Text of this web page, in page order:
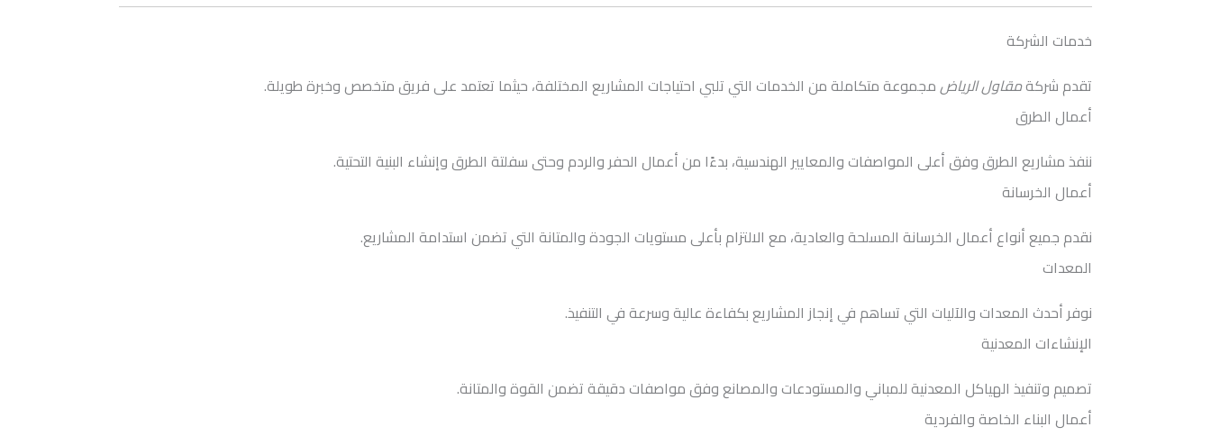
خدمات الشركة
تقدم شركةمقاول الرياضمجموعة متكاملة من الخدمات التي تلبي احتياجات المشاريع المختلفة، حيثما تعتمد على فريق متخصص وخبرة طويلة.
أعمال الطرق
ننفذ مشاريع الطرق وفق أعلى المواصفات والمعايير الهندسية، بدءًا من أعمال الحفر والردم وحتى سفلتة الطرق وإنشاء البنية التحتية.
أعمال الخرسانة
نقدم جميع أنواع أعمال الخرسانة المسلحة والعادية، مع الالتزام بأعلى مستويات الجودة والمتانة التي تضمن استدامة المشاريع.
المعدات
نوفر أحدث المعدات والآليات التي تساهم في إنجاز المشاريع بكفاءة عالية وسرعة في التنفيذ.
الإنشاءات المعدنية
تصميم وتنفيذ الهياكل المعدنية للمباني والمستودعات والمصانع وفق مواصفات دقيقة تضمن القوة والمتانة.
أعمال البناء الخاصة والفردية